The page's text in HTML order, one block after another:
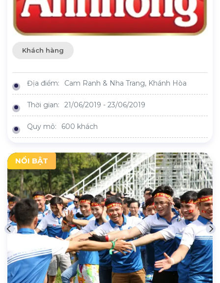
Khách hàng
Địa điểm: Cam Ranh & Nha Trang, Khánh Hòa
Thời gian: 21/06/2019 - 23/06/2019
Quy mô: 600 khách
NỔI BẬT